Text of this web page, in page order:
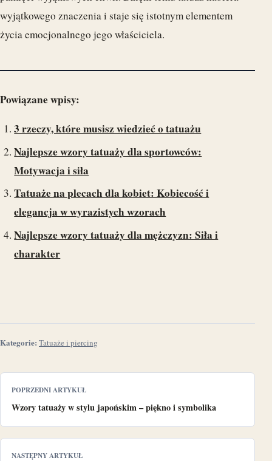
wyjątkowego znaczenia i staje się istotnym elementem
życia emocjonalnego jego właściciela.
Powiązane wpisy:
3 rzeczy, które musisz wiedzieć o tatuażu
Najlepsze wzory tatuaży dla sportowców:
Motywacja i siła
Tatuaże na plecach dla kobiet: Kobiecość i
elegancja w wyrazistych wzorach
Najlepsze wzory tatuaży dla mężczyzn: Siła i
charakter
Kategorie: Tatuaże i piercing
POPRZEDNI ARTYKUŁ
Wzory tatuaży w stylu japońskim – piękno i symbolika
NASTĘPNY ARTYKUŁ